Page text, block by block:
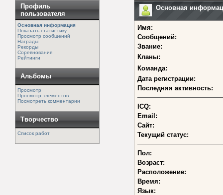
Профиль
пользователя
Основная информация
Показать статистику
Просмотр сообщений
Награды
Рекорды
Соревнования
Рейтинги
Альбомы
Просмотр
Просмотр элементов
Посмотреть комментарии
Творчество
Список работ
Основная
Имя:
Сообщений:
Звание:
Кланы:
Команда:
Дата регистрации:
Последняя активность:
ICQ:
Email:
Сайт:
Текущий статус:
Пол:
Возраст:
Расположение:
Время:
Язык: